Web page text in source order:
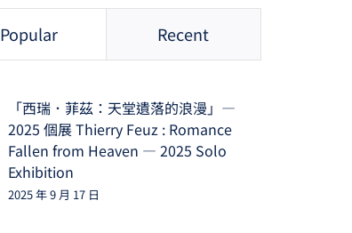
Popular Recent
「西瑞．菲茲：天堂遺落的浪漫」—
2025 個展 Thierry Feuz : Romance
Fallen from Heaven — 2025 Solo
Exhibition
2025 年 9 月 17 日